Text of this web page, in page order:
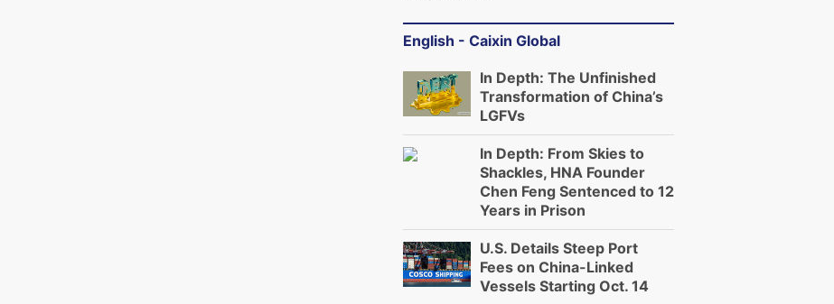
English - Caixin Global
In Depth: The Unfinished
Transformation of China’s
LGFVs
In Depth: From Skies to
Shackles, HNA Founder
Chen Feng Sentenced to 12
Years in Prison
U.S. Details Steep Port
Fees on China-Linked
Vessels Starting Oct. 14